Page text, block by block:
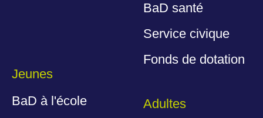
BaD santé
Service civique
Fonds de dotation
Jeunes
BaD à l'école
Adultes